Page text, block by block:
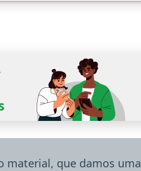
material, que damos uma